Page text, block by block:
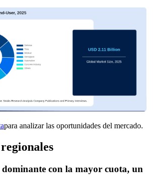
para analizar las oportunidades del mercado.
con la mayor cuota, un